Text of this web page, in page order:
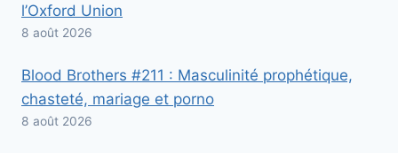
l’Oxford Union
8 août 2026
Blood Brothers #211 : Masculinité prophétique,
chasteté, mariage et porno
8 août 2026